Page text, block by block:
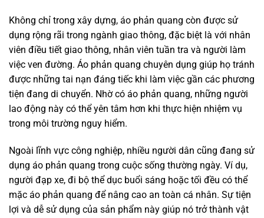
Không chỉ trong xây dựng, áo phản quang còn được sử
dụng rộng rãi trong ngành giao thông, đặc biệt là với nhân
viên điều tiết giao thông, nhân viên tuần tra và người làm
việc ven đường. Áo phản quang chuyên dụng giúp họ tránh
được những tai nạn đáng tiếc khi làm việc gần các phương
tiện đang di chuyển. Nhờ có áo phản quang, những người
lao động này có thể yên tâm hơn khi thực hiện nhiệm vụ
trong môi trường nguy hiểm.
Ngoài lĩnh vực công nghiệp, nhiều người dân cũng đang sử
dụng áo phản quang trong cuộc sống thường ngày. Ví dụ,
người đạp xe, đi bộ thể dục buổi sáng hoặc tối đều có thể
mặc áo phản quang để nâng cao an toàn cá nhân. Sự tiện
lợi và dễ sử dụng của sản phẩm này giúp nó trở thành vật